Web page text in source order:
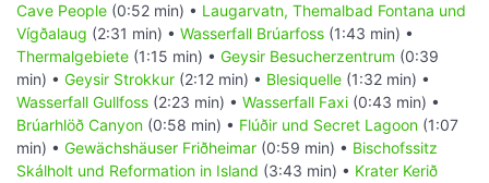
Cave People (0:52 min) • Laugarvatn, Themalbad Fontana und
Vígðalaug (2:31 min) • Wasserfall Brúarfoss (1:43 min) •
Thermalgebiete (1:15 min) • Geysir Besucherzentrum (0:39
min) • Geysir Strokkur (2:12 min) • Blesiquelle (1:32 min) •
Wasserfall Gullfoss (2:23 min) • Wasserfall Faxi (0:43 min) •
Brúarhlöð Canyon (0:58 min) • Flúðir und Secret Lagoon (1:07
min) • Gewächshäuser Friðheimar (0:59 min) • Bischofssitz
Skálholt und Reformation in Island (3:43 min) • Krater Kerið